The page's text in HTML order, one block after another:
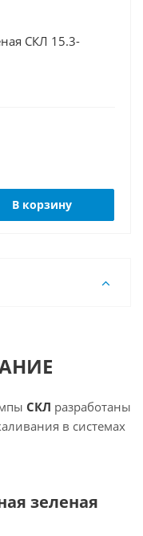
СКЛ 15.3-
В корзину
СКЛ разработаны
в системах
зеленая